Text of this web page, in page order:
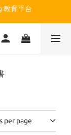
教育平台
教育平台
per page